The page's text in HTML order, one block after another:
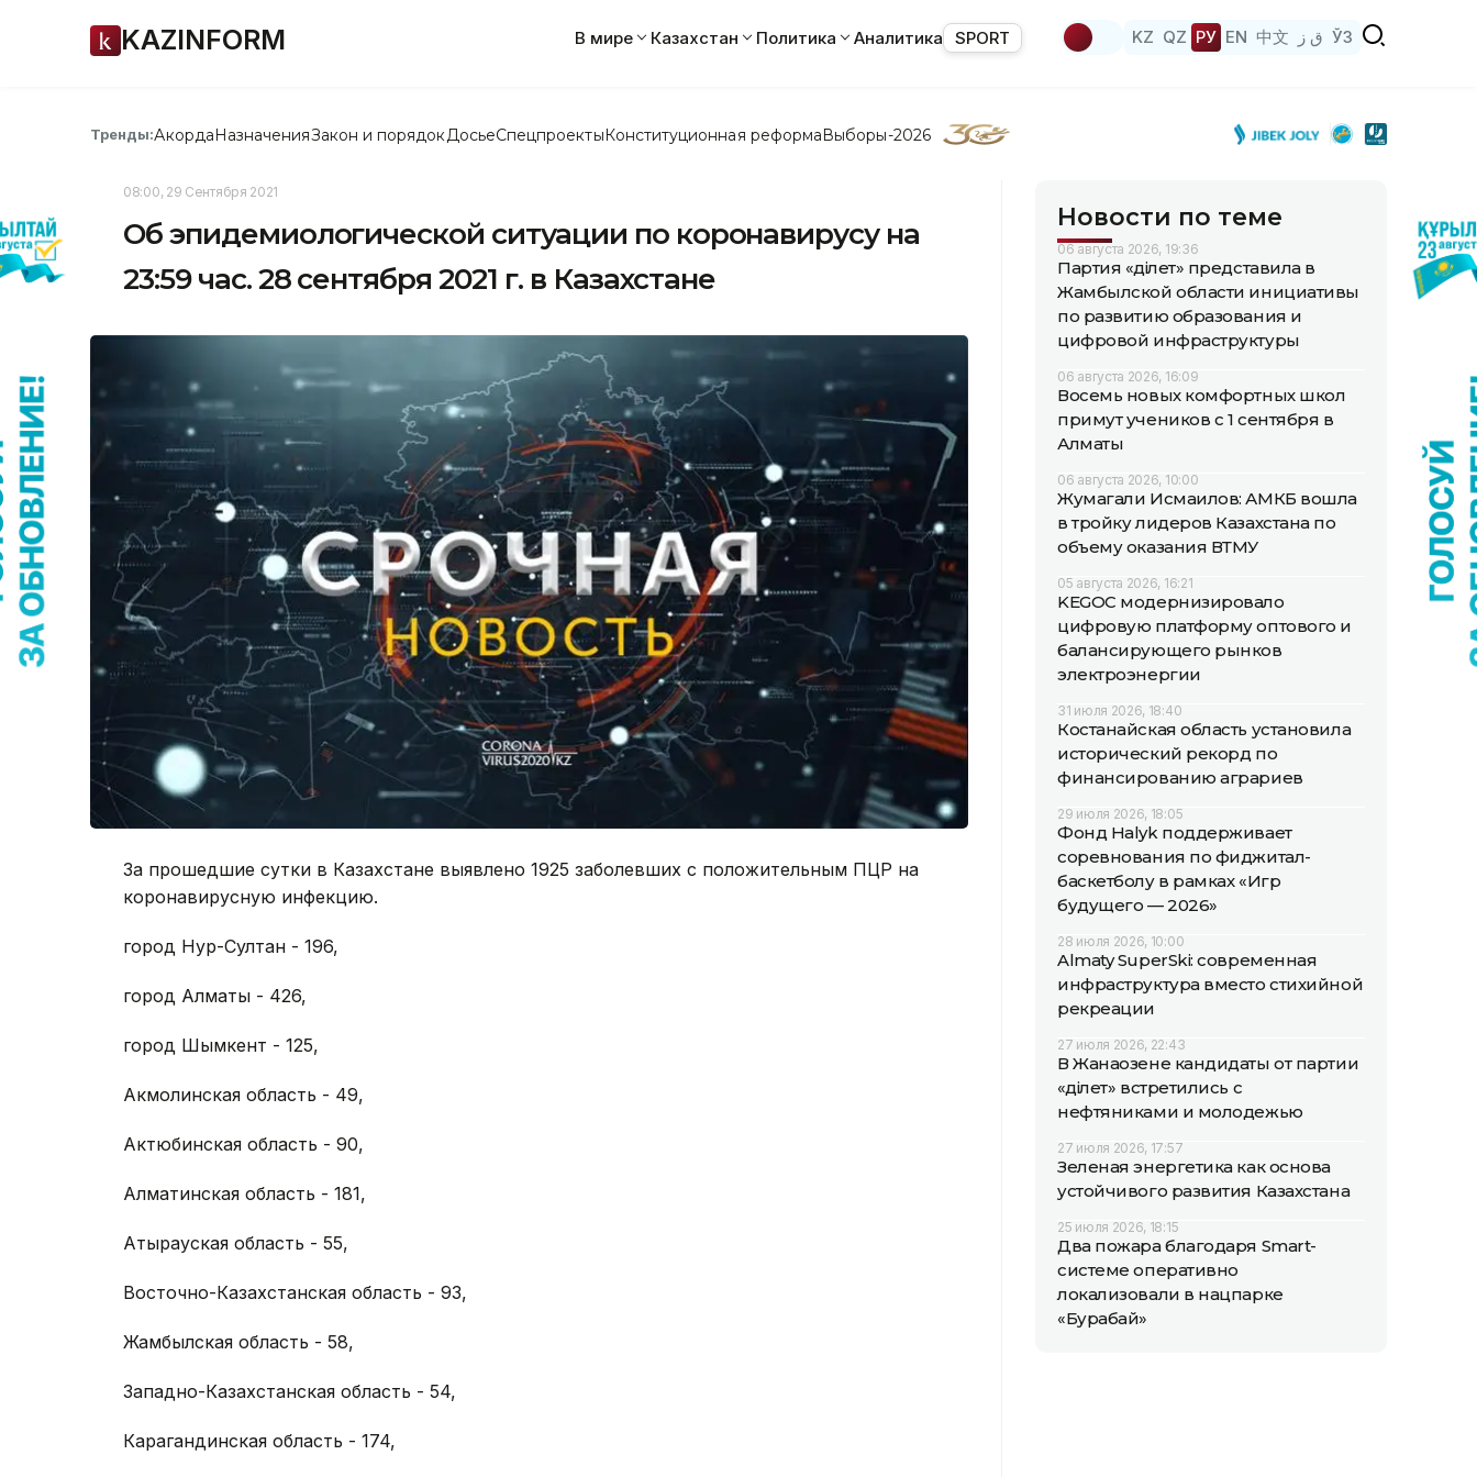
KAZINFORM В мире Казахстан Политика Аналитика SPORT KZ QZ РУ EN 中文 ق ز ЎЗ
Тренды:АкордаНазначенияЗакон и порядок ДосьеСпецпроектыКонституционная реформаВыборы-2026
08:00, 29 Сентября 2021
Об эпидемиологической ситуации по коронавирусу на
23:59 час. 28 сентября 2021 г. в Казахстане
За прошедшие сутки в Казахстане выявлено 1925 заболевших с положительным ПЦР на
коронавирусную инфекцию.
город Нур-Султан - 196,
город Алматы - 426,
город Шымкент - 125,
Акмолинская область - 49,
Актюбинская область - 90,
Алматинская область - 181,
Атырауская область - 55,
Восточно-Казахстанская область - 93,
Жамбылская область - 58,
Западно-Казахстанская область - 54,
Карагандинская область - 174,
Новости по теме
06 августа 2026, 19:36
Партия «Әділет» представила в
Жамбылской области инициативы
по развитию образования и
цифровой инфраструктуры
06 августа 2026, 16:09
Восемь новых комфортных школ
примут учеников с 1 сентября в
Алматы
06 августа 2026, 10:00
Жумагали Исмаилов: АМКБ вошла
в тройку лидеров Казахстана по
объему оказания ВТМУ
05 августа 2026, 16:21
KEGOC модернизировало
цифровую платформу оптового и
балансирующего рынков
электроэнергии
31 июля 2026, 18:40
Костанайская область установила
исторический рекорд по
финансированию аграриев
29 июля 2026, 18:05
Фонд Halyk поддерживает
соревнования по фиджитал-
баскетболу в рамках «Игр
будущего — 2026»
28 июля 2026, 10:00
Almaty SuperSki: современная
инфраструктура вместо стихийной
рекреации
27 июля 2026, 22:43
В Жанаозене кандидаты от партии
«Әділет» встретились с
нефтяниками и молодежью
27 июля 2026, 17:57
Зеленая энергетика как основа
устойчивого развития Казахстана
25 июля 2026, 18:15
Два пожара благодаря Smart-
системе оперативно
локализовали в нацпарке
«Бурабай»